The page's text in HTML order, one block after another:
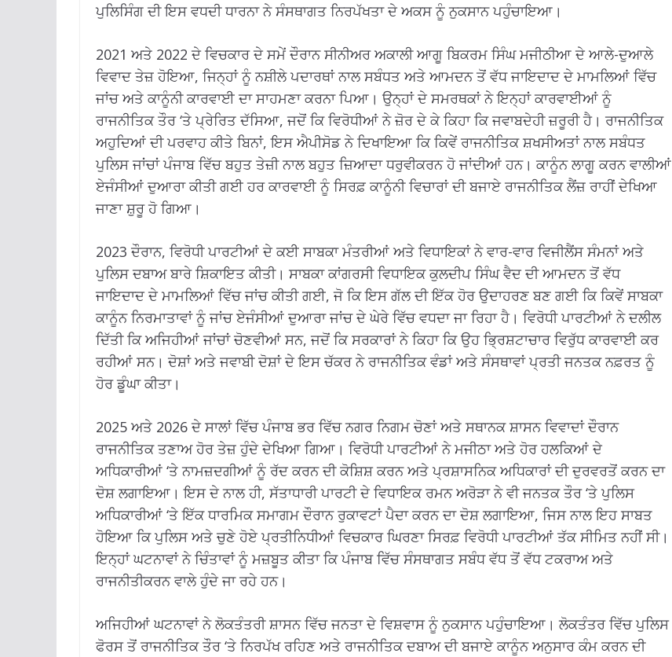
ਪੁਲਿਸਿੰਗ ਦੀ ਇਸ ਵਧਦੀ ਧਾਰਨਾ ਨੇ ਸੰਸਥਾਗਤ ਨਿਰਪੱਖਤਾ ਦੇ ਅਕਸ ਨੂੰ ਨੁਕਸਾਨ ਪਹੁੰਚਾਇਆ।
2021 ਅਤੇ 2022 ਦੇ ਵਿਚਕਾਰ ਦੇ ਸਮੇਂ ਦੌਰਾਨ ਸੀਨੀਅਰ ਅਕਾਲੀ ਆਗੂ ਬਿਕਰਮ ਸਿੰਘ ਮਜੀਠੀਆ ਦੇ ਆਲੇ-ਦੁਆਲੇ
ਵਿਵਾਦ ਤੇਜ਼ ਹੋਇਆ, ਜਿਨ੍ਹਾਂ ਨੂੰ ਨਸ਼ੀਲੇ ਪਦਾਰਥਾਂ ਨਾਲ ਸਬੰਧਤ ਅਤੇ ਆਮਦਨ ਤੋਂ ਵੱਧ ਜਾਇਦਾਦ ਦੇ ਮਾਮਲਿਆਂ ਵਿੱਚ
ਜਾਂਚ ਅਤੇ ਕਾਨੂੰਨੀ ਕਾਰਵਾਈ ਦਾ ਸਾਹਮਣਾ ਕਰਨਾ ਪਿਆ। ਉਨ੍ਹਾਂ ਦੇ ਸਮਰਥਕਾਂ ਨੇ ਇਨ੍ਹਾਂ ਕਾਰਵਾਈਆਂ ਨੂੰ
ਰਾਜਨੀਤਿਕ ਤੌਰ ‘ਤੇ ਪ੍ਰੇਰਿਤ ਦੱਸਿਆ, ਜਦੋਂ ਕਿ ਵਿਰੋਧੀਆਂ ਨੇ ਜ਼ੋਰ ਦੇ ਕੇ ਕਿਹਾ ਕਿ ਜਵਾਬਦੇਹੀ ਜ਼ਰੂਰੀ ਹੈ। ਰਾਜਨੀਤਿਕ
ਅਹੁਦਿਆਂ ਦੀ ਪਰਵਾਹ ਕੀਤੇ ਬਿਨਾਂ, ਇਸ ਐਪੀਸੋਡ ਨੇ ਦਿਖਾਇਆ ਕਿ ਕਿਵੇਂ ਰਾਜਨੀਤਿਕ ਸ਼ਖਸੀਅਤਾਂ ਨਾਲ ਸਬੰਧਤ
ਪੁਲਿਸ ਜਾਂਚਾਂ ਪੰਜਾਬ ਵਿੱਚ ਬਹੁਤ ਤੇਜ਼ੀ ਨਾਲ ਬਹੁਤ ਜ਼ਿਆਦਾ ਧਰੁਵੀਕਰਨ ਹੋ ਜਾਂਦੀਆਂ ਹਨ। ਕਾਨੂੰਨ ਲਾਗੂ ਕਰਨ ਵਾਲੀਆਂ
ਏਜੰਸੀਆਂ ਦੁਆਰਾ ਕੀਤੀ ਗਈ ਹਰ ਕਾਰਵਾਈ ਨੂੰ ਸਿਰਫ਼ ਕਾਨੂੰਨੀ ਵਿਚਾਰਾਂ ਦੀ ਬਜਾਏ ਰਾਜਨੀਤਿਕ ਲੈਂਜ਼ ਰਾਹੀਂ ਦੇਖਿਆ
ਜਾਣਾ ਸ਼ੁਰੂ ਹੋ ਗਿਆ।
2023 ਦੌਰਾਨ, ਵਿਰੋਧੀ ਪਾਰਟੀਆਂ ਦੇ ਕਈ ਸਾਬਕਾ ਮੰਤਰੀਆਂ ਅਤੇ ਵਿਧਾਇਕਾਂ ਨੇ ਵਾਰ-ਵਾਰ ਵਿਜੀਲੈਂਸ ਸੰਮਨਾਂ ਅਤੇ
ਪੁਲਿਸ ਦਬਾਅ ਬਾਰੇ ਸ਼ਿਕਾਇਤ ਕੀਤੀ। ਸਾਬਕਾ ਕਾਂਗਰਸੀ ਵਿਧਾਇਕ ਕੁਲਦੀਪ ਸਿੰਘ ਵੈਦ ਦੀ ਆਮਦਨ ਤੋਂ ਵੱਧ
ਜਾਇਦਾਦ ਦੇ ਮਾਮਲਿਆਂ ਵਿੱਚ ਜਾਂਚ ਕੀਤੀ ਗਈ, ਜੋ ਕਿ ਇਸ ਗੱਲ ਦੀ ਇੱਕ ਹੋਰ ਉਦਾਹਰਣ ਬਣ ਗਈ ਕਿ ਕਿਵੇਂ ਸਾਬਕਾ
ਕਾਨੂੰਨ ਨਿਰਮਾਤਾਵਾਂ ਨੂੰ ਜਾਂਚ ਏਜੰਸੀਆਂ ਦੁਆਰਾ ਜਾਂਚ ਦੇ ਘੇਰੇ ਵਿੱਚ ਵਧਦਾ ਜਾ ਰਿਹਾ ਹੈ। ਵਿਰੋਧੀ ਪਾਰਟੀਆਂ ਨੇ ਦਲੀਲ
ਦਿੱਤੀ ਕਿ ਅਜਿਹੀਆਂ ਜਾਂਚਾਂ ਚੋਣਵੀਆਂ ਸਨ, ਜਦੋਂ ਕਿ ਸਰਕਾਰਾਂ ਨੇ ਕਿਹਾ ਕਿ ਉਹ ਭ੍ਰਿਸ਼ਟਾਚਾਰ ਵਿਰੁੱਧ ਕਾਰਵਾਈ ਕਰ
ਰਹੀਆਂ ਸਨ। ਦੋਸ਼ਾਂ ਅਤੇ ਜਵਾਬੀ ਦੋਸ਼ਾਂ ਦੇ ਇਸ ਚੱਕਰ ਨੇ ਰਾਜਨੀਤਿਕ ਵੰਡਾਂ ਅਤੇ ਸੰਸਥਾਵਾਂ ਪ੍ਰਤੀ ਜਨਤਕ ਨਫ਼ਰਤ ਨੂੰ
ਹੋਰ ਡੂੰਘਾ ਕੀਤਾ।
2025 ਅਤੇ 2026 ਦੇ ਸਾਲਾਂ ਵਿੱਚ ਪੰਜਾਬ ਭਰ ਵਿੱਚ ਨਗਰ ਨਿਗਮ ਚੋਣਾਂ ਅਤੇ ਸਥਾਨਕ ਸ਼ਾਸਨ ਵਿਵਾਦਾਂ ਦੌਰਾਨ
ਰਾਜਨੀਤਿਕ ਤਣਾਅ ਹੋਰ ਤੇਜ਼ ਹੁੰਦੇ ਦੇਖਿਆ ਗਿਆ। ਵਿਰੋਧੀ ਪਾਰਟੀਆਂ ਨੇ ਮਜੀਠਾ ਅਤੇ ਹੋਰ ਹਲਕਿਆਂ ਦੇ
ਅਧਿਕਾਰੀਆਂ ‘ਤੇ ਨਾਮਜ਼ਦਗੀਆਂ ਨੂੰ ਰੱਦ ਕਰਨ ਦੀ ਕੋਸ਼ਿਸ਼ ਕਰਨ ਅਤੇ ਪ੍ਰਸ਼ਾਸਨਿਕ ਅਧਿਕਾਰਾਂ ਦੀ ਦੁਰਵਰਤੋਂ ਕਰਨ ਦਾ
ਦੋਸ਼ ਲਗਾਇਆ। ਇਸ ਦੇ ਨਾਲ ਹੀ, ਸੱਤਾਧਾਰੀ ਪਾਰਟੀ ਦੇ ਵਿਧਾਇਕ ਰਮਨ ਅਰੋੜਾ ਨੇ ਵੀ ਜਨਤਕ ਤੌਰ ‘ਤੇ ਪੁਲਿਸ
ਅਧਿਕਾਰੀਆਂ ‘ਤੇ ਇੱਕ ਧਾਰਮਿਕ ਸਮਾਗਮ ਦੌਰਾਨ ਰੁਕਾਵਟਾਂ ਪੈਦਾ ਕਰਨ ਦਾ ਦੋਸ਼ ਲਗਾਇਆ, ਜਿਸ ਨਾਲ ਇਹ ਸਾਬਤ
ਹੋਇਆ ਕਿ ਪੁਲਿਸ ਅਤੇ ਚੁਣੇ ਹੋਏ ਪ੍ਰਤੀਨਿਧੀਆਂ ਵਿਚਕਾਰ ਘਿਰਣਾ ਸਿਰਫ਼ ਵਿਰੋਧੀ ਪਾਰਟੀਆਂ ਤੱਕ ਸੀਮਿਤ ਨਹੀਂ ਸੀ।
ਇਨ੍ਹਾਂ ਘਟਨਾਵਾਂ ਨੇ ਚਿੰਤਾਵਾਂ ਨੂੰ ਮਜ਼ਬੂਤ ​​ਕੀਤਾ ਕਿ ਪੰਜਾਬ ਵਿੱਚ ਸੰਸਥਾਗਤ ਸਬੰਧ ਵੱਧ ਤੋਂ ਵੱਧ ਟਕਰਾਅ ਅਤੇ
ਰਾਜਨੀਤੀਕਰਨ ਵਾਲੇ ਹੁੰਦੇ ਜਾ ਰਹੇ ਹਨ।
ਅਜਿਹੀਆਂ ਘਟਨਾਵਾਂ ਨੇ ਲੋਕਤੰਤਰੀ ਸ਼ਾਸਨ ਵਿੱਚ ਜਨਤਾ ਦੇ ਵਿਸ਼ਵਾਸ ਨੂੰ ਨੁਕਸਾਨ ਪਹੁੰਚਾਇਆ। ਲੋਕਤੰਤਰ ਵਿੱਚ ਪੁਲਿਸ
ਫੋਰਸ ਤੋਂ ਰਾਜਨੀਤਿਕ ਤੌਰ ‘ਤੇ ਨਿਰਪੱਖ ਰਹਿਣ ਅਤੇ ਰਾਜਨੀਤਿਕ ਦਬਾਅ ਦੀ ਬਜਾਏ ਕਾਨੂੰਨ ਅਨੁਸਾਰ ਕੰਮ ਕਰਨ ਦੀ